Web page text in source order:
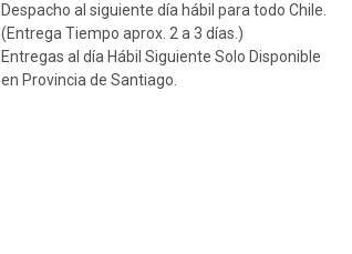
Despacho al siguiente día hábil para todo Chile.
(Entrega Tiempo aprox. 2 a 3 días.)
Entregas al día Hábil Siguiente Solo Disponible
en Provincia de Santiago.